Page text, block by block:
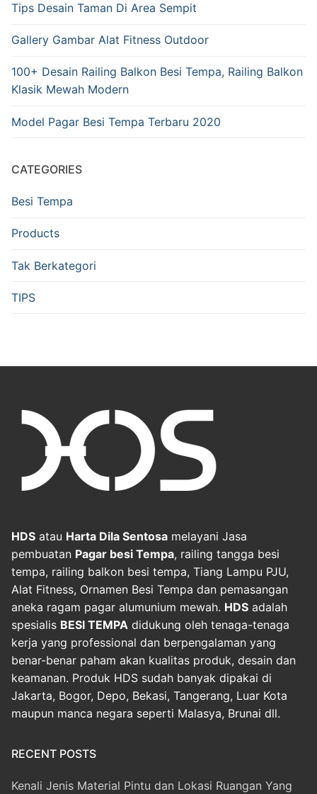
Tips Desain Taman Di Area Sempit
Gallery Gambar Alat Fitness Outdoor
100+ Desain Railing Balkon Besi Tempa, Railing Balkon
Klasik Mewah Modern
Model Pagar Besi Tempa Terbaru 2020
CATEGORIES
Besi Tempa
Products
Tak Berkategori
TIPS
HDS atau Harta Dila Sentosa melayani Jasa
pembuatan Pagar besi Tempa, railing tangga besi
tempa, railing balkon besi tempa, Tiang Lampu PJU,
Alat Fitness, Ornamen Besi Tempa dan pemasangan
aneka ragam pagar alumunium mewah. HDS adalah
spesialis BESI TEMPA didukung oleh tenaga-tenaga
kerja yang professional dan berpengalaman yang
benar-benar paham akan kualitas produk, desain dan
keamanan. Produk HDS sudah banyak dipakai di
Jakarta, Bogor, Depo, Bekasi, Tangerang, Luar Kota
maupun manca negara seperti Malasya, Brunai dll.
RECENT POSTS
Kenali Jenis Material Pintu dan Lokasi Ruangan Yang